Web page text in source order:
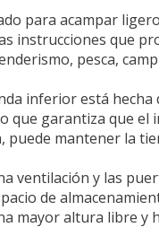
para acampar
instrucciones que
pesca,
inferior está hecha
que garantiza que el
puede mantener la
ventilación y las
de
mayor altura libre y